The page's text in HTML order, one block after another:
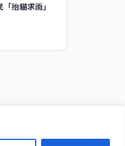
抬貓求雨」
↑ 回到頂端